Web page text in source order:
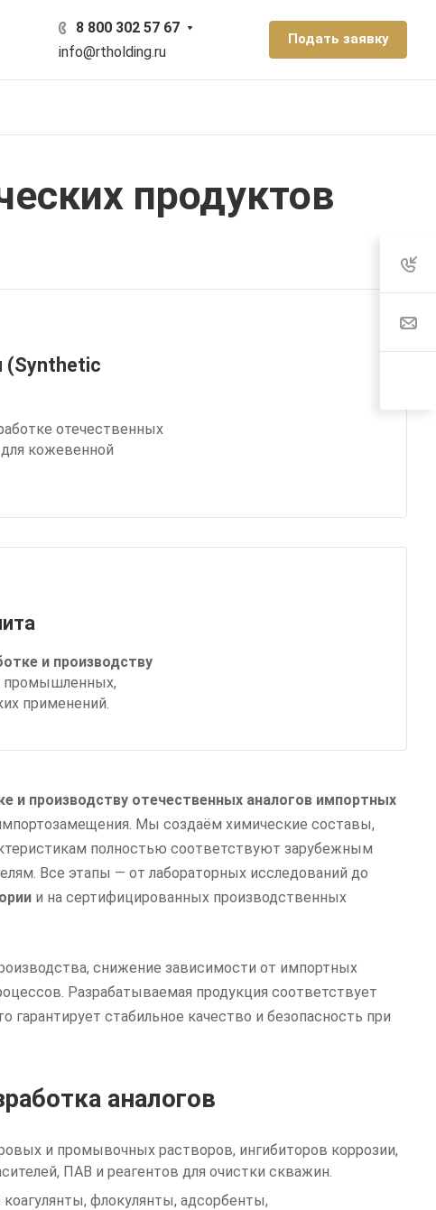
8 800 302 57 67
info@rtholding.ru
Подать заявку
продуктов
(Synthetic
отечественных
кожевенной
и производству
промышленных,
применений.
и производству отечественных аналогов импортных
Мы создаём химические составы,
полностью соответствуют зарубежным
Все этапы — от лабораторных исследований до
и на сертифицированных производственных
снижение зависимости от импортных
Разрабатываемая продукция соответствует
гарантирует стабильное качество и безопасность при
аналогов
и промывочных растворов, ингибиторов коррозии,
ПАВ и реагентов для очистки скважин.
флокулянты, адсорбенты,